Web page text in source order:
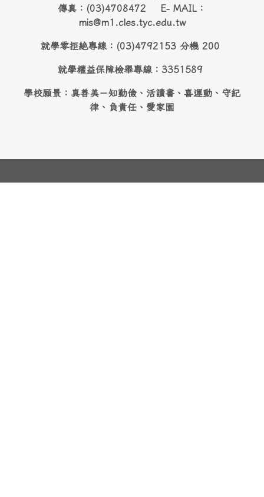
傳真：(03)4708472 E- MAIL：
mis@m1.cles.tyc.edu.tw
就學零拒絶專線：(03)4792153 分機 200
就學權益保障檢舉專線：3351589
學校願景：真善美－知勤儉、活讀書、喜運動、守紀
律、負責任、愛家園